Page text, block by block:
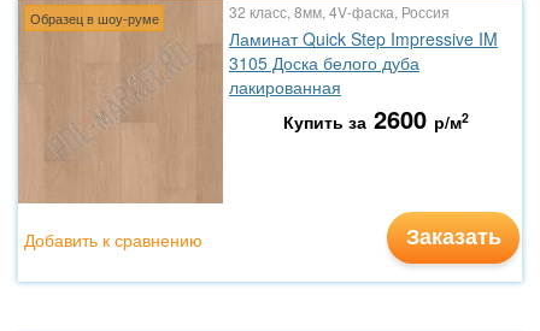
Образец в шоу-руме 32 класс, 8мм, 4V-фаска, Россия
Ламинат Quick Step Impressive IM
3105 Доска белого дуба
лакированная
Купить за 2600 р/м2
Заказать
Добавить к сравнению